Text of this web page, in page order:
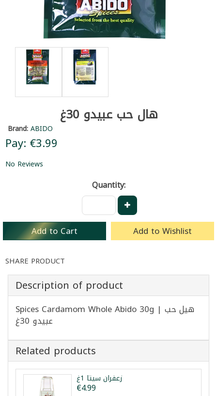
هال حب عبيدو 30غ
Brand:ABIDO
Pay: €3.99
No Reviews
Quantity:
Add to Cart Add to Wishlist
SHARE PRODUCT
Description of product
Spices Cardamom Whole Abido 30g | هيل حب
عبيدو 30غ
Related products
زعفران سيتا 1غ
€4.99